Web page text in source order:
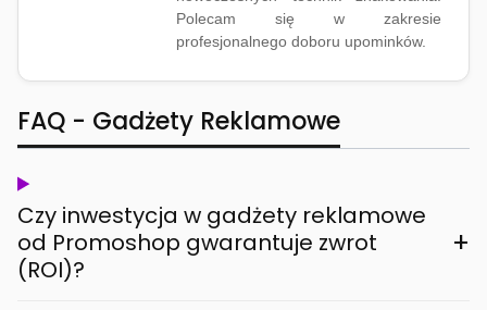
Polecam się w zakresie
profesjonalnego doboru upominków.
FAQ - Gadżety Reklamowe
Czy inwestycja w gadżety reklamowe
od Promoshop gwarantuje zwrot
(ROI)?
+